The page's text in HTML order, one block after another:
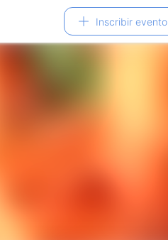
Inscribir evento